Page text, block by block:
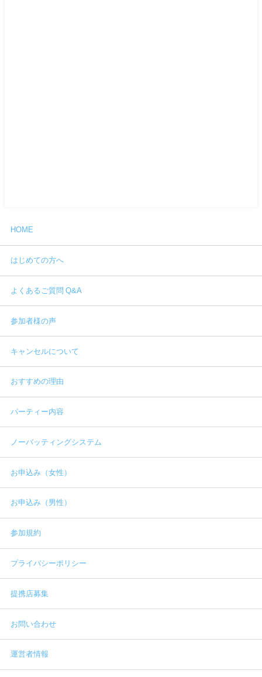
HOME
はじめての方へ
よくあるご質問 Q&A
参加者様の声
キャンセルについて
おすすめの理由
パーティー内容
ノーバッティングシステム
お申込み（女性）
お申込み（男性）
参加規約
プライバシーポリシー
提携店募集
お問い合わせ
運営者情報